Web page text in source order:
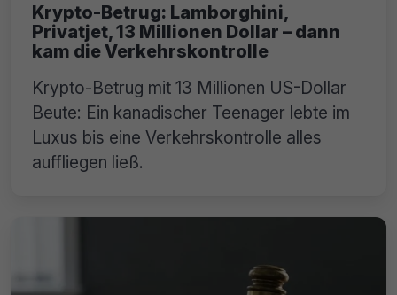
Krypto-Betrug: Lamborghini,
Privatjet, 13 Millionen Dollar – dann
kam die Verkehrskontrolle
Krypto-Betrug mit 13 Millionen US-Dollar
Beute: Ein kanadischer Teenager lebte im
Luxus bis eine Verkehrskontrolle alles
auffliegen ließ.